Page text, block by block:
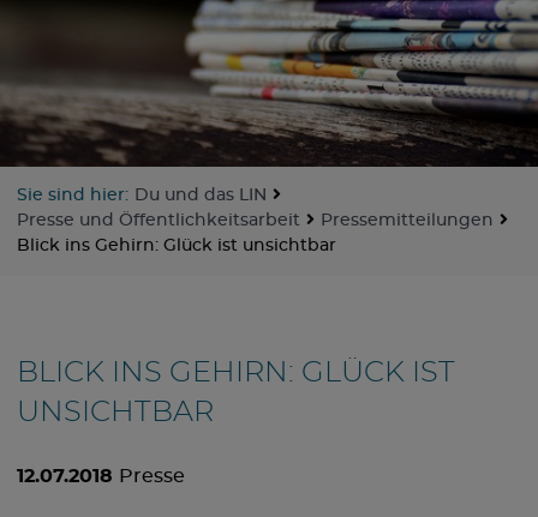
Sie sind hier: Du und das LIN
Presse und Öffentlichkeitsarbeit
Pressemitteilungen
Blick ins Gehirn: Glück ist unsichtbar
BLICK INS GEHIRN: GLÜCK IST
UNSICHTBAR
12.07.2018 Presse